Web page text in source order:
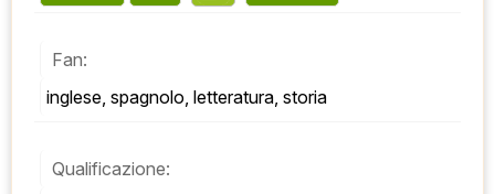
Fan:
inglese, spagnolo, letteratura, storia
Qualificazione: